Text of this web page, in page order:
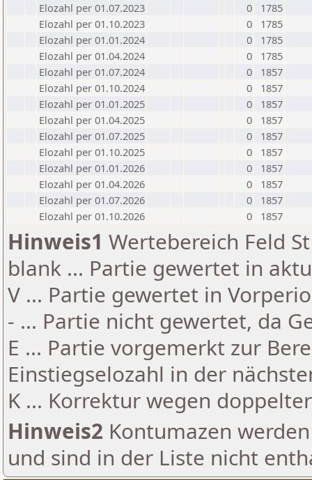
Elozahl per 01.07.2023
0
1785
Elozahl per 01.10.2023
0
1785
Elozahl per 01.01.2024
0
1785
Elozahl per 01.04.2024
0
1785
Elozahl per 01.07.2024
0
1857
Elozahl per 01.10.2024
0
1857
Elozahl per 01.01.2025
0
1857
Elozahl per 01.04.2025
0
1857
Elozahl per 01.07.2025
0
1857
Elozahl per 01.10.2025
0
1857
Elozahl per 01.01.2026
0
1857
Elozahl per 01.04.2026
0
1857
Elozahl per 01.07.2026
0
1857
Elozahl per 01.10.2026
0 1857
Hinweis1 Wertebereich Feld
blank ... Partie gewertet in
V ... Partie gewertet in
- ... Partie nicht gewertet, da
E ... Partie vorgemerkt zur
Einstiegselozahl in der
K ... Korrektur wegen
Hinweis2 Kontumazen
und sind in der Liste nicht